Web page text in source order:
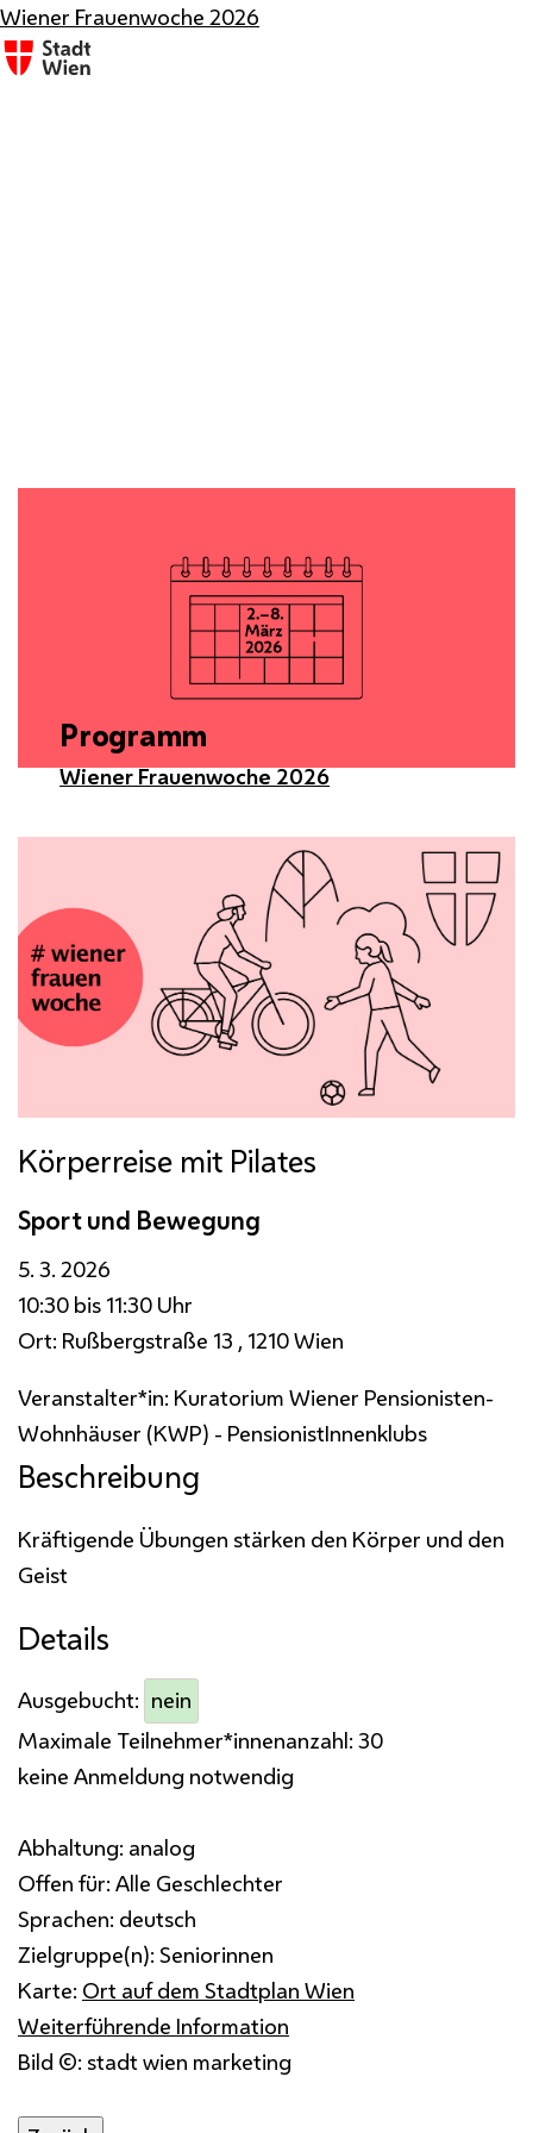
Wiener Frauenwoche 2026
Programm
Wiener Frauenwoche 2026
Körperreise mit Pilates
Sport und Bewegung
5. 3. 2026
10:30 bis 11:30 Uhr
Ort: Rußbergstraße 13 , 1210 Wien
Veranstalter*in: Kuratorium Wiener Pensionisten-
Wohnhäuser (KWP) - PensionistInnenklubs
Beschreibung
Kräftigende Übungen stärken den Körper und den
Geist
Details
Ausgebucht: nein
Maximale Teilnehmer*innenanzahl: 30
keine Anmeldung notwendig
Abhaltung: analog
Offen für: Alle Geschlechter
Sprachen: deutsch
Zielgruppe(n): Seniorinnen
Karte: Ort auf dem Stadtplan Wien
Weiterführende Information
Bild ©: stadt wien marketing